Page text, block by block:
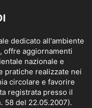
dedicato all'ambiente
offre aggiornamenti
nazionale e
pratiche realizzate nei
circolare e favorire
registrata presso il
58 del 22.05.2007).